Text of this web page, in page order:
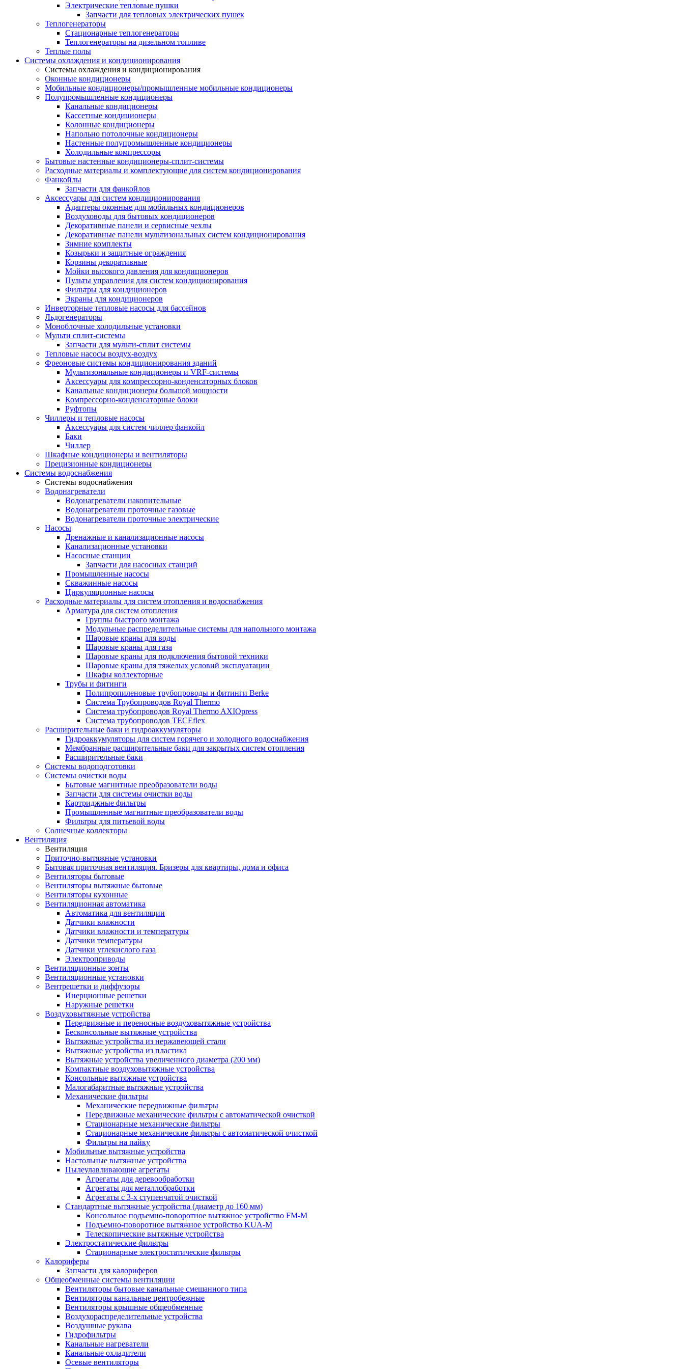
Электрические тепловые пушки
Запчасти для тепловых электрических пушек
Теплогенераторы
Cтационарные теплогенераторы
Теплогенераторы на дизельном топливе
Теплые полы
Системы охлаждения и кондиционирования
Системы охлаждения и кондиционирования
Оконные кондиционеры
Мобильные кондиционеры/промышленные мобильные кондиционеры
Полупромышленные кондиционеры
Канальные кондиционеры
Кассетные кондиционеры
Колонные кондиционеры
Напольно потолочные кондиционеры
Настенные полупромышленные кондиционеры
Холодильные компрессоры
Бытовые настенные кондиционеры-сплит-системы
Расходные материалы и комплектующие для систем кондиционирования
Фанкойлы
Запчасти для фанкойлов
Аксессуары для систем кондиционирования
Адаптеры оконные для мобильных кондиционеров
Воздуховоды для бытовых кондиционеров
Декоративные панели и сервисные чехлы
Декоративные панели мультизональных систем кондиционирования
Зимние комплекты
Козырьки и защитные ограждения
Корзины декоративные
Мойки высокого давления для кондиционеров
Пульты управления для систем кондиционирования
Фильтры для кондиционеров
Экраны для кондиционеров
Инверторные тепловые насосы для бассейнов
Льдогенераторы
Моноблочные холодильные установки
Мульти сплит-системы
Запчасти для мульти-сплит системы
Тепловые насосы воздух-воздух
Фреоновые системы кондиционирования зданий
Мультизональные кондиционеры и VRF-системы
Аксессуары для компрессорно-конденсаторных блоков
Канальные кондиционеры большой мощности
Компрессорно-конденсаторные блоки
Руфтопы
Чиллеры и тепловые насосы
Аксессуары для систем чиллер фанкойл
Баки
Чиллер
Шкафные кондиционеры и вентиляторы
Прецизионные кондиционеры
Системы водоснабжения
Системы водоснабжения
Водонагреватели
Водонагреватели накопительные
Водонагреватели проточные газовые
Водонагреватели проточные электрические
Насосы
Дренажные и канализационные насосы
Канализационные установки
Насосные станции
Запчасти для насосных станций
Промышленные насосы
Скважинные насосы
Циркуляционные насосы
Расходные материалы для систем отопления и водоснабжения
Арматура для систем отопления
Группы быстрого монтажа
Модульные распределительные системы для напольного монтажа
Шаровые краны для воды
Шаровые краны для газа
Шаровые краны для подключения бытовой техники
Шаровые краны для тяжелых условий эксплуатации
Шкафы коллекторные
Трубы и фитинги
Полипропиленовые трубопроводы и фитинги Berke
Система Трубопроводов Royal Thermo
Система трубопроводов Royal Thermo AXIOpress
Система трубопроводов TECEflex
Расширительные баки и гидроаккумуляторы
Гидроаккумуляторы для систем горячего и холодного водоснабжения
Мембранные расширительные баки для закрытых систем отопления
Расширительные баки
Системы водоподготовки
Системы очистки воды
Бытовые магнитные преобразователи воды
Запчасти для системы очистки воды
Картриджные фильтры
Промышленные магнитные преобразователи воды
Фильтры для питьевой воды
Солнечные коллекторы
Вентиляция
Вентиляция
Приточно-вытяжные установки
Бытовая приточная вентиляция. Бризеры для квартиры, дома и офиса
Вентиляторы бытовые
Вентиляторы вытяжные бытовые
Вентиляторы кухонные
Вентиляционная автоматика
Автоматика для вентиляции
Датчики влажности
Датчики влажности и температуры
Датчики температуры
Датчики углекислого газа
Электроприводы
Вентиляционные зонты
Вентиляционные установки
Вентрешетки и диффузоры
Инерционные решетки
Наружные решетки
Воздуховытяжные устройства
Передвижные и переносные воздуховытяжные устройства
Бесконсольные вытяжные устройства
Вытяжные устройства из нержавеющей стали
Вытяжные устройства из пластика
Вытяжные устройства увеличенного диаметра (200 мм)
Компактные воздуховытяжные устройства
Консольные вытяжные устройства
Малогабаритные вытяжные устройства
Механические фильтры
Механические передвижные фильтры
Передвижные механические фильтры с автоматической очисткой
Стационарные механические фильтры
Стационарные механические фильтры с автоматической очисткой
Фильтры на пайку
Мобильные вытяжные устройства
Настольные вытяжные устройства
Пылеулавливающие агрегаты
Агрегаты для деревообработки
Агрегаты для металлобработки
Агрегаты с 3-х ступенчатой очисткой
Стандартные вытяжные устройства (диаметр до 160 мм)
Консольное подъемно-поворотное вытяжное устройство FM-M
Подъемно-поворотное вытяжное устройство KUA-M
Телескопические вытяжные устройства
Электростатические фильтры
Стационарные электростатические фильтры
Калориферы
Запчасти для калориферов
Общеобменные системы вентиляции
Вентиляторы бытовые канальные смешанного типа
Вентиляторы канальные центробежные
Вентиляторы крышные общеобменные
Воздухораспределительные устройства
Воздушные рукава
Гидрофильтры
Канальные нагреватели
Канальные охладители
Осевые вентиляторы